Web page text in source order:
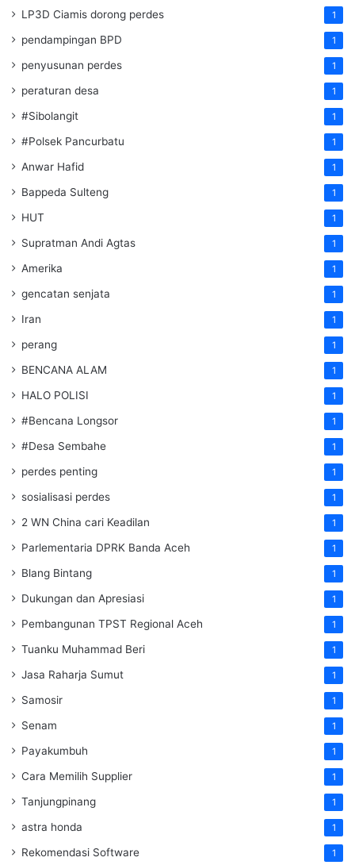
LP3D Ciamis dorong perdes 1
pendampingan BPD 1
penyusunan perdes 1
peraturan desa 1
#Sibolangit 1
#Polsek Pancurbatu 1
Anwar Hafid 1
Bappeda Sulteng 1
HUT 1
Supratman Andi Agtas 1
Amerika 1
gencatan senjata 1
Iran 1
perang 1
BENCANA ALAM 1
HALO POLISI 1
#Bencana Longsor 1
#Desa Sembahe 1
perdes penting 1
sosialisasi perdes 1
2 WN China cari Keadilan 1
Parlementaria DPRK Banda Aceh 1
Blang Bintang 1
Dukungan dan Apresiasi 1
Pembangunan TPST Regional Aceh 1
Tuanku Muhammad Beri 1
Jasa Raharja Sumut 1
Samosir 1
Senam 1
Payakumbuh 1
Cara Memilih Supplier 1
Tanjungpinang 1
astra honda 1
Rekomendasi Software 1